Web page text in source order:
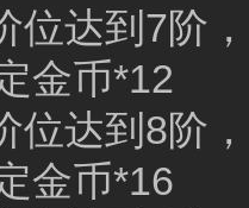
位达到7阶
金币*12
位达到8阶
金币*16